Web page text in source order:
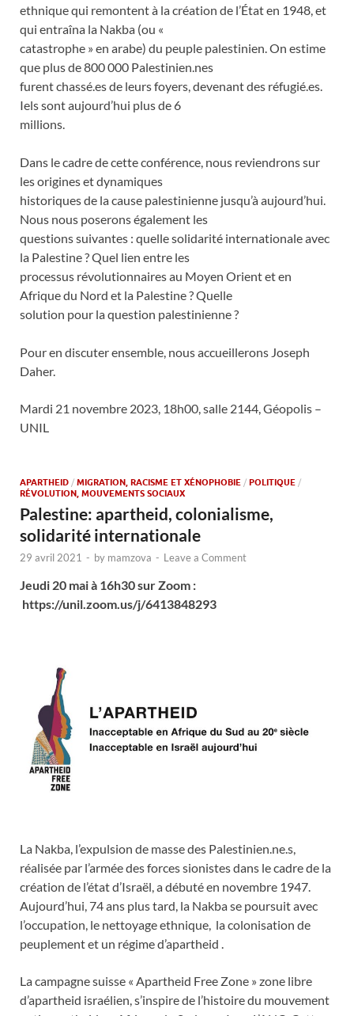
ethnique qui remontent à la création de l’État en 1948, et
qui entraîna la Nakba (ou «
catastrophe » en arabe) du peuple palestinien. On estime
que plus de 800 000 Palestinien.nes
furent chassé.es de leurs foyers, devenant des réfugié.es.
Iels sont aujourd’hui plus de 6
millions.
Dans le cadre de cette conférence, nous reviendrons sur
les origines et dynamiques
historiques de la cause palestinienne jusqu’à aujourd’hui.
Nous nous poserons également les
questions suivantes : quelle solidarité internationale avec
la Palestine ? Quel lien entre les
processus révolutionnaires au Moyen Orient et en
Afrique du Nord et la Palestine ? Quelle
solution pour la question palestinienne ?
Pour en discuter ensemble, nous accueillerons Joseph
Daher.
Mardi 21 novembre 2023, 18h00, salle 2144, Géopolis –
UNIL
APARTHEID / MIGRATION, RACISME ET XÉNOPHOBIE / POLITIQUE /
RÉVOLUTION, MOUVEMENTS SOCIAUX
Palestine: apartheid, colonialisme,
solidarité internationale
29 avril 2021 - by mamzova - Leave a Comment
Jeudi 20 mai à 16h30 sur Zoom :
https://unil.zoom.us/j/6413848293
La Nakba, l’expulsion de masse des Palestinien.ne.s,
réalisée par l’armée des forces sionistes dans le cadre de la
création de l’état d’Israël, a débuté en novembre 1947.
Aujourd’hui, 74 ans plus tard, la Nakba se poursuit avec
l’occupation, le nettoyage ethnique, la colonisation de
peuplement et un régime d’apartheid .
La campagne suisse « Apartheid Free Zone » zone libre
d’apartheid israélien, s’inspire de l’histoire du mouvement